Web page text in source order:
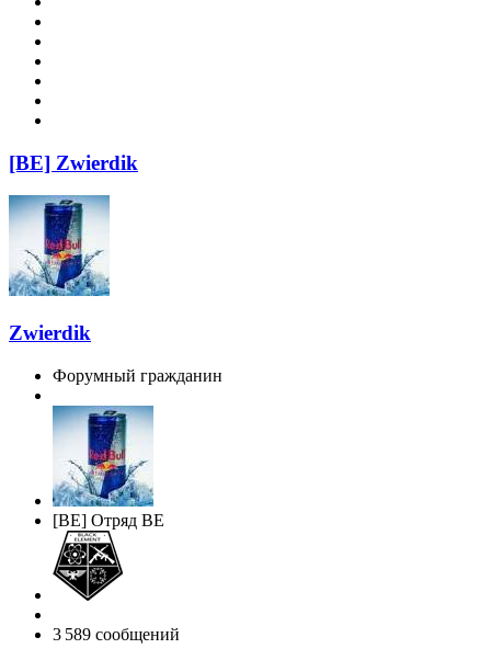
[BE] Zwierdik
Zwierdik
Форумный гражданин
[BE] Отряд BE
3 589 сообщений